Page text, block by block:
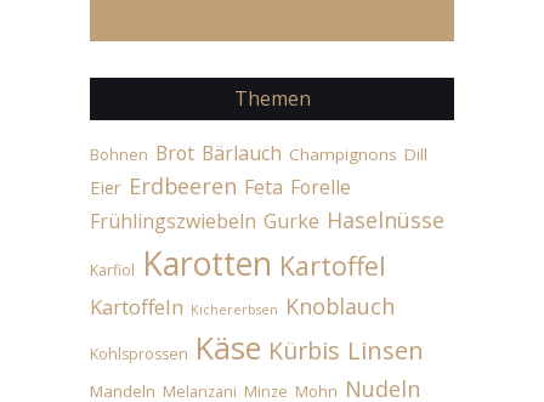
Themen
Bohnen Brot Bärlauch Champignons Dill
Eier Erdbeeren Feta Forelle
Frühlingszwiebeln Gurke Haselnüsse
Karfiol Karotten Kartoffel
Kartoffeln Kichererbsen Knoblauch
Kohlsprossen Käse Kürbis Linsen
Mandeln Melanzani Minze Mohn Nudeln